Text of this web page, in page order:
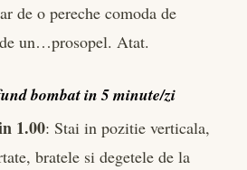
de o pereche comoda de
un…prosopel. Atat.
bombat in 5 minute/zi
1.00: Stai in pozitie verticala,
bratele si degetele de la